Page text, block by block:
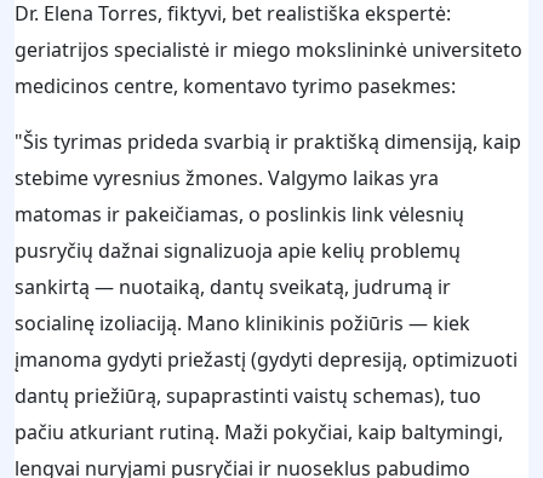
Dr. Elena Torres, fiktyvi, bet realistiška ekspertė:
geriatrijos specialistė ir miego mokslininkė universiteto
medicinos centre, komentavo tyrimo pasekmes:
"Šis tyrimas prideda svarbią ir praktišką dimensiją, kaip
stebime vyresnius žmones. Valgymo laikas yra
matomas ir pakeičiamas, o poslinkis link vėlesnių
pusryčių dažnai signalizuoja apie kelių problemų
sankirtą — nuotaiką, dantų sveikatą, judrumą ir
socialinę izoliaciją. Mano klinikinis požiūris — kiek
įmanoma gydyti priežastį (gydyti depresiją, optimizuoti
dantų priežiūrą, supaprastinti vaistų schemas), tuo
pačiu atkuriant rutiną. Maži pokyčiai, kaip baltymingi,
lengvai nuryjami pusryčiai ir nuoseklus pabudimo